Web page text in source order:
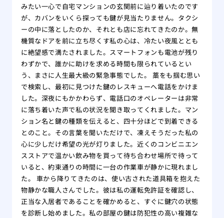
みたい一心で自宅マンションの玄関前に辿り着いたのです
が、カバンをいくら探っても鍵が見当たりません。タクシ
ーの中に落としたのか、それとも店に忘れてきたのか。無
機質なドアを前に立ち尽くす私の心は、冷たい夜風ととも
に絶望感で満たされました。スマートフォンも電池が残り
わずかで、誰かに助けを求める時間も限られているとい
う、まさに人生最大級の緊急事態でした。 藁をも掴む思い
で検索し、最初に見つけた鍵のレスキューへ電話をかけま
した。深夜にもかかわらず、電話口のオペレーターは非常
に落ち着いた声で私の状況を聞き取ってくれました。マン
ション名と鍵の種類を伝えると、四十分ほどで到着できる
とのこと。その言葉を聞いただけで、凍えそうだった私の
心に少しだけ希望の光が灯りました。近くのコンビニエン
スストアで温かい飲み物を買って待ち合わせ場所で待って
いると、約束通りの時間に一台の作業車が静かに現れまし
た。 車から降りてきたのは、使い古された道具箱を抱えた
物静かな職人さんでした。彼は私の運転免許証を確認し、
正当な入居者であることを確かめると、すぐに鍵穴の状態
を診断し始めました。私の部屋の鍵は防犯性の高い複雑な